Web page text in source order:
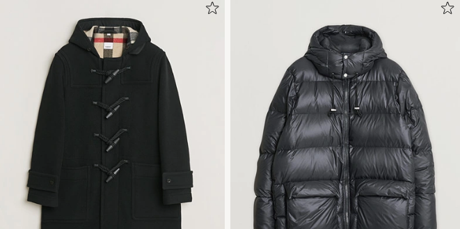
"Mein
Stil"
zu
aktivieren
und
erleben
Sie
eine